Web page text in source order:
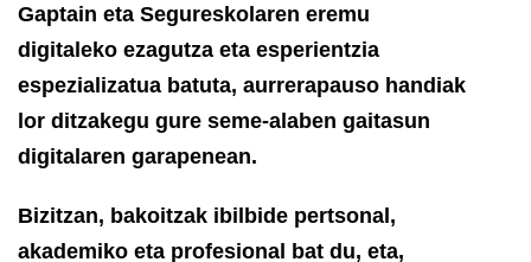
Gaptain eta Segureskolaren eremu
digitaleko ezagutza eta esperientzia
espezializatua batuta, aurrerapauso handiak
lor ditzakegu gure seme-alaben gaitasun
digitalaren garapenean.
Bizitzan, bakoitzak ibilbide pertsonal,
akademiko eta profesional bat du, eta,